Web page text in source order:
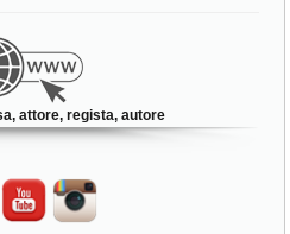
attore, regista, autore